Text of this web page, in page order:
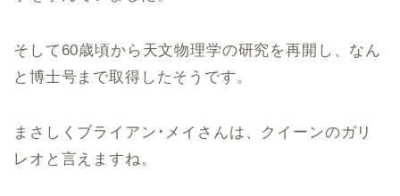
そして60歳頃から天文物理学の研究を再開し、なん
と博士号まで取得したそうです。
まさしくブライアン･メイさんは、クイーンのガリ
レオと言えますね。